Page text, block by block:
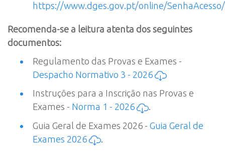
https://www.dges.gov.pt/online/
Recomenda-se a leitura atenta dos seguintes
documentos:
Regulamento das Provas e Exames -
Despacho Normativo 3 - 2026
Instruções para a Inscrição nas Provas e
Exames - Norma 1 - 2026
.
Guia Geral de Exames 2026 - Guia Geral de
Exames 2026